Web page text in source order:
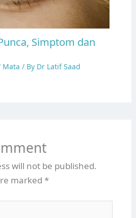
Simptom dan
Mata / By Dr Latif Saad
will not be published.
marked *